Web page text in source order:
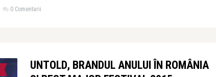
0 Comentarii
UNTOLD, BRANDUL ANULUI ÎN ROMÂNIA